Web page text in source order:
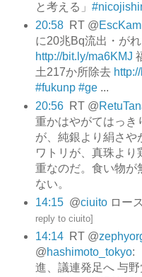
と考える」
20:58
RT @
に20兆Bq流出・が
http://bit.ly/ma6KMJ
土217か所除去
#fukunp #ge...
20:56
RT @
重かはやがてはっき
が、純銀より絹さや
ワトリが、真珠より
重なのだ。食い物が
ない。
14:15 @ciuitoロー
reply to ciuito]
14:14 RT @
@hashimoto_tokyo:
進、議連発足へ 与